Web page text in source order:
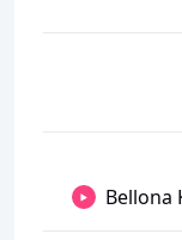
Bellona